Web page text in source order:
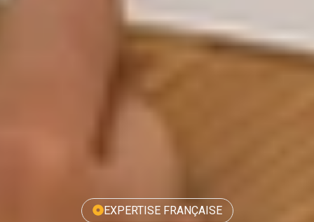
EXPERTISE FRANÇAISE